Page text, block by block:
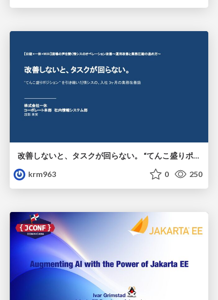
改善しないと、タスクが回らない。 “てんこ盛りポジション” を引き継いだ情シスの、入社3ヶ月の業務改善録
krm963
0 250